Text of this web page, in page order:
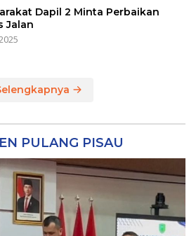
Dapil 2 Minta Perbaikan
Jalan
PULANG PISAU